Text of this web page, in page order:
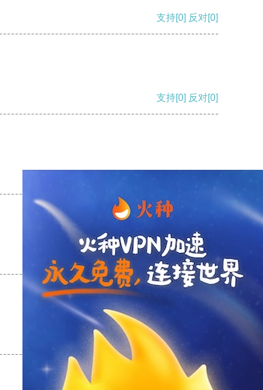
支持[0] 反对[0]
支持[0] 反对[0]
支持 [0] 反对 [0]
支持